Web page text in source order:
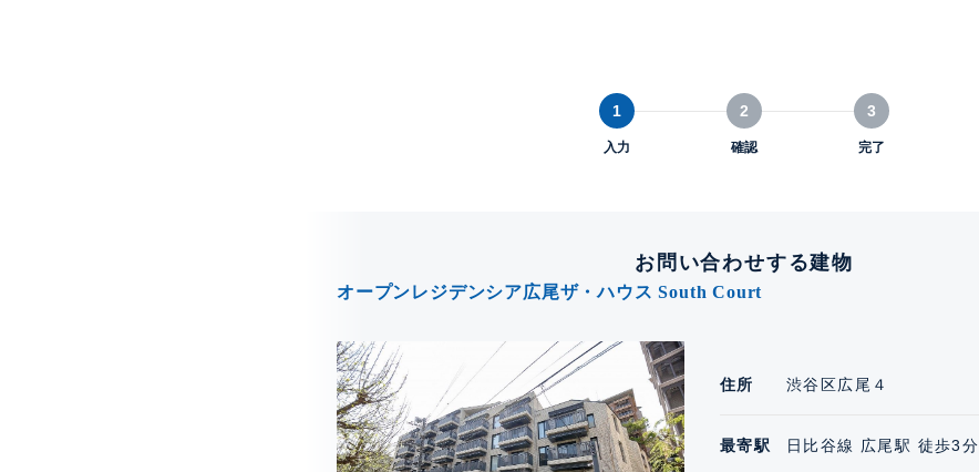
1
入力
2
確認
3
完了
お問い合わせする建物
オープンレジデンシア広尾ザ・ハウス South Court
住所 渋谷区広尾４
最寄駅 日比谷線 広尾駅 徒歩3分